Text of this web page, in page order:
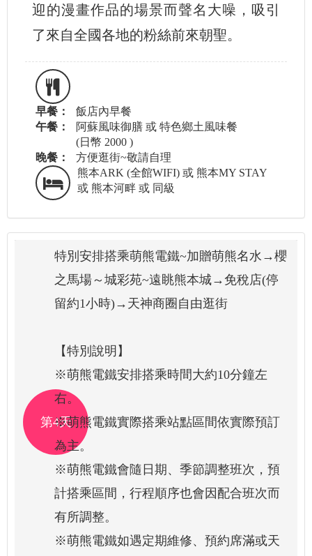
迎的漫畫作品的場景而聲名大噪，吸引
了來自全國各地的粉絲前來朝聖。
早餐：
飯店內早餐
午餐：
阿蘇風味御膳 或 特色鄉土風味餐
(日幣 2000 )
晚餐：
方便逛街~敬請自理
熊本ARK (全館WIFI) 或 熊本MY STAY
或 熊本河畔 或 同級
第4天
特別安排搭乘萌熊電鐵~加贈萌熊名水→櫻
之馬場～城彩苑~遠眺熊本城→免稅店(停
留約1小時)→天神商圈自由逛街
【特別說明】
※萌熊電鐵安排搭乘時間大約10分鐘左
右。
※萌熊電鐵實際搭乘站點區間依實際預訂
為主。
※萌熊電鐵會隨日期、季節調整班次，預
計搭乘區間，行程順序也會因配合班次而
有所調整。
※萌熊電鐵如遇定期維修、預約席滿或天